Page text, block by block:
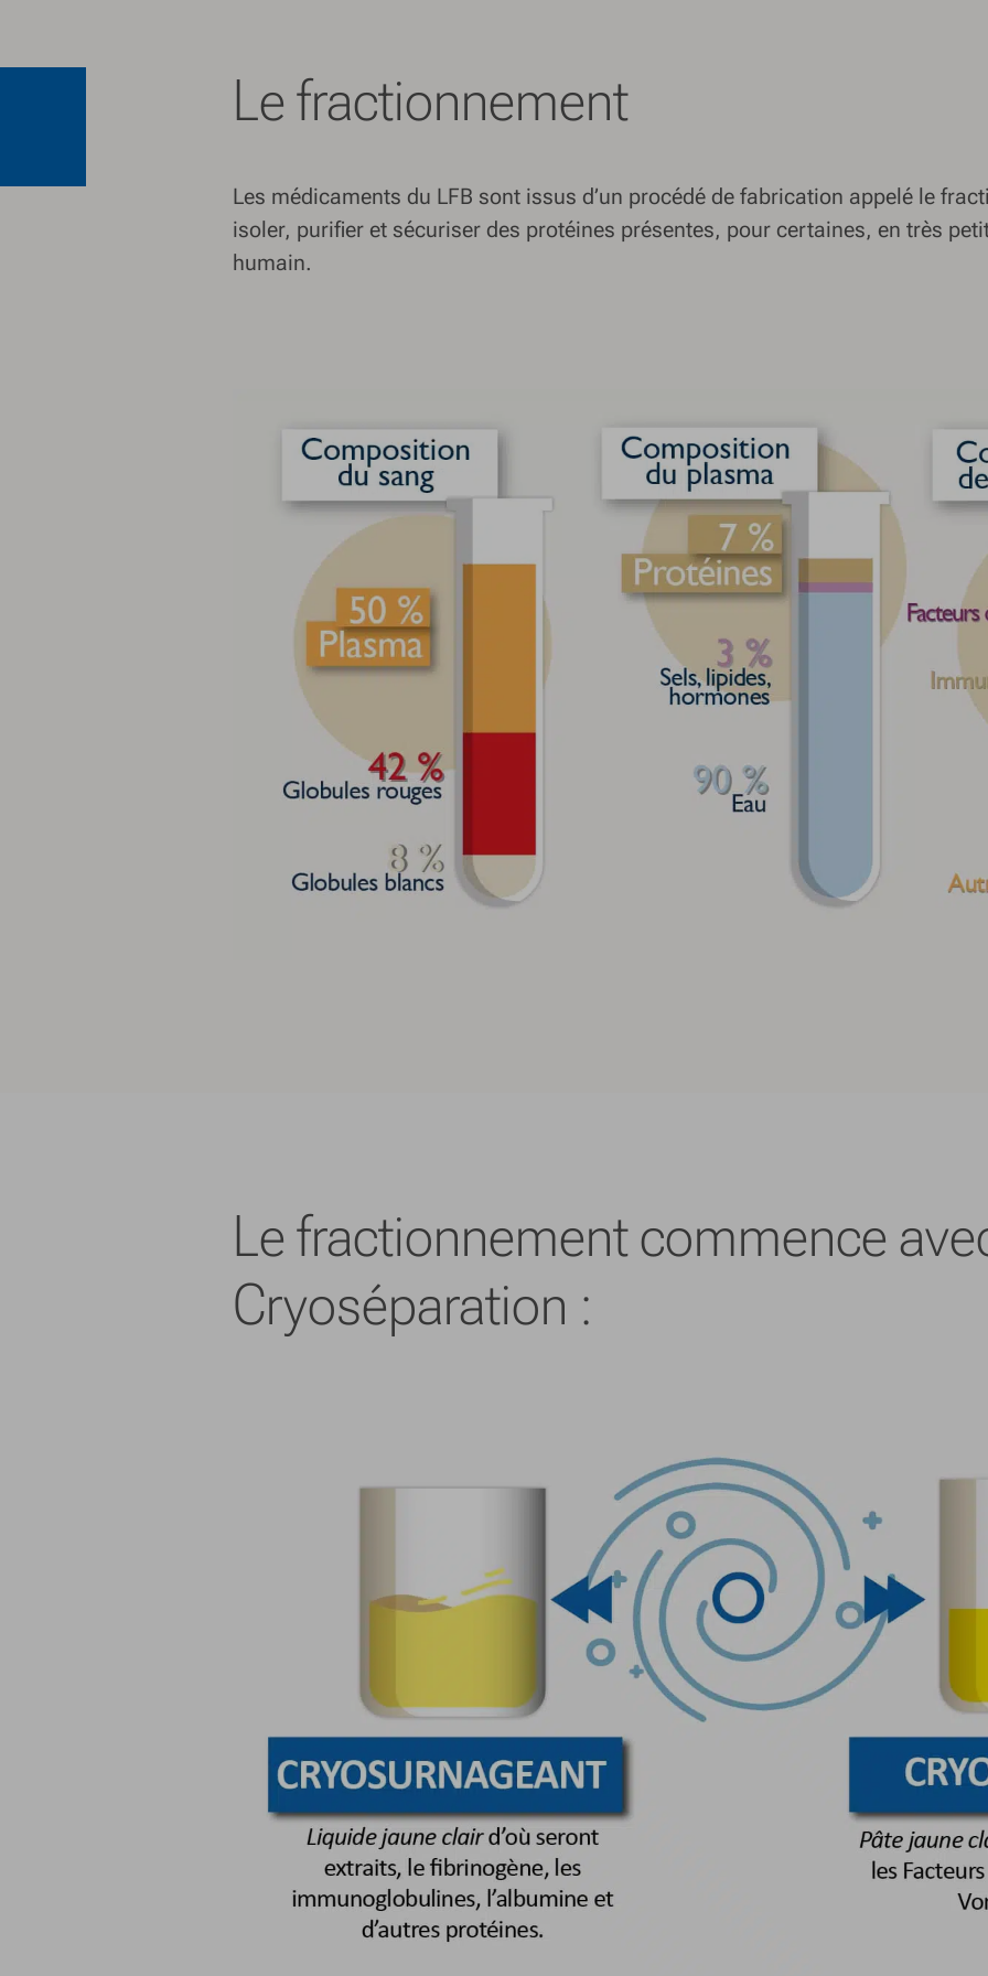
Le fractionnement
Les médicaments du LFB sont issus d’un procédé de fabrication appelé le
isoler, purifier et sécuriser des protéines présentes, pour certaines, en très
humain.
Le fractionnement commence
Cryoséparation :